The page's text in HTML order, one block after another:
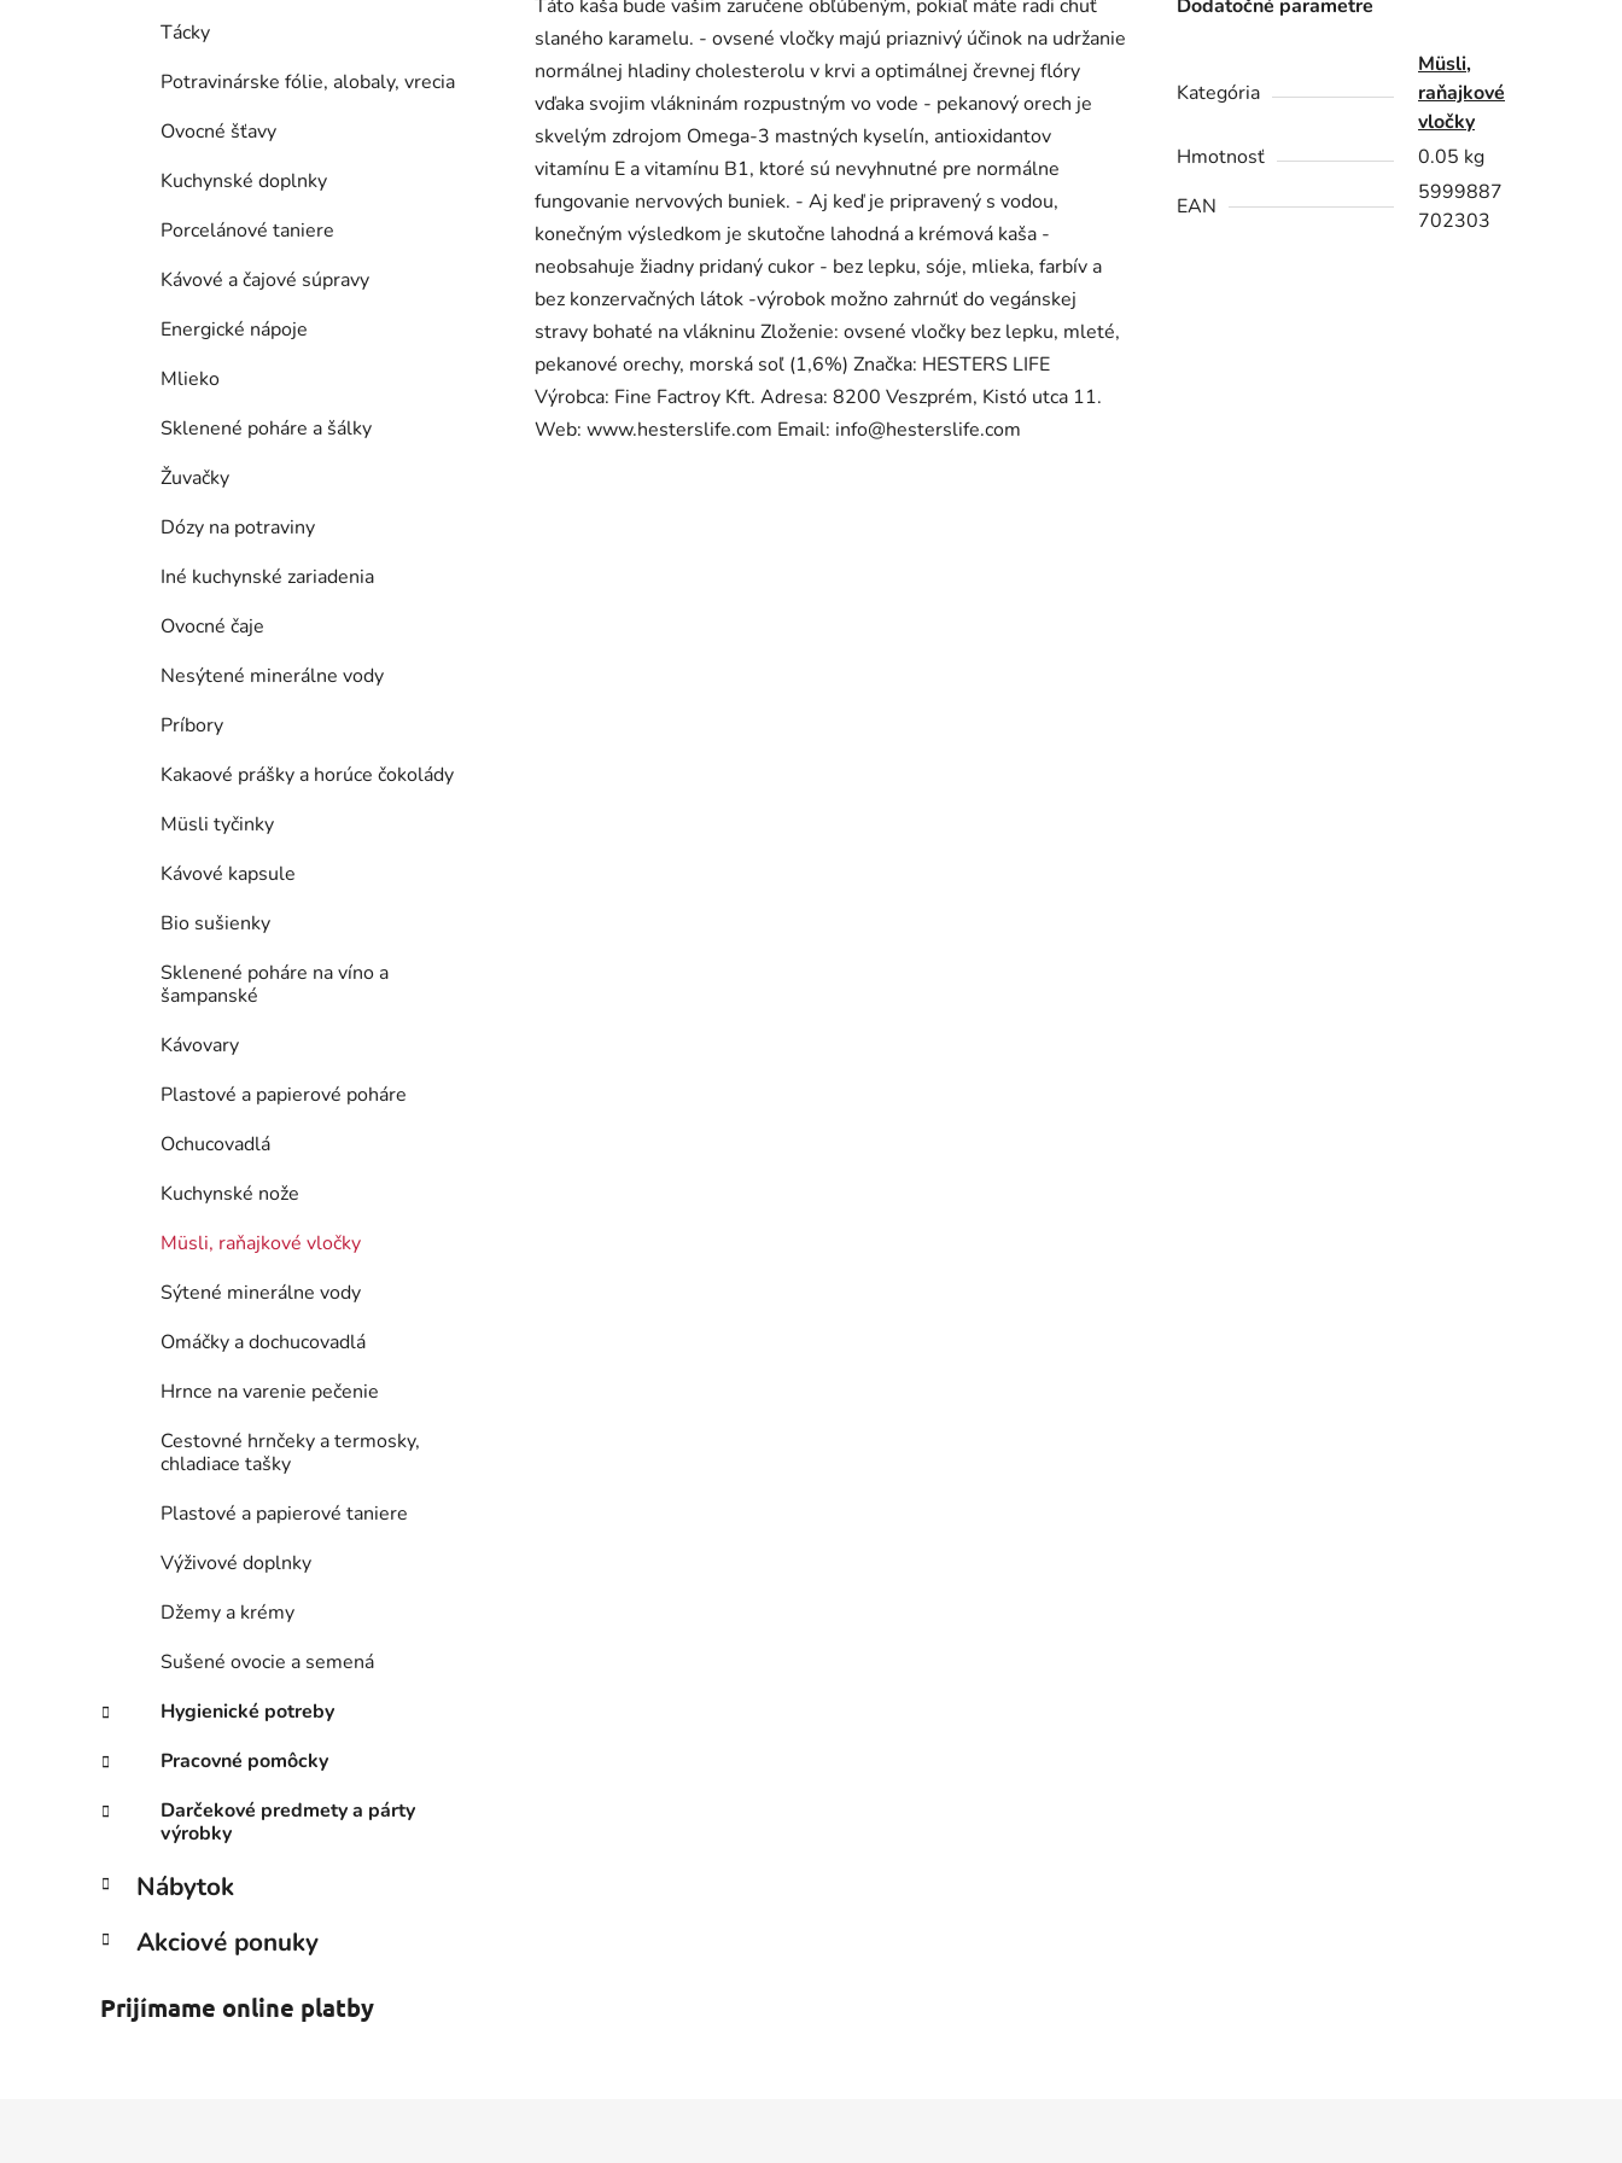
Tácky
Potravinárske fólie, alobaly, vrecia
Ovocné šťavy
Kuchynské doplnky
Porcelánové taniere
Kávové a čajové súpravy
Energické nápoje
Mlieko
Sklenené poháre a šálky
Žuvačky
Dózy na potraviny
Iné kuchynské zariadenia
Ovocné čaje
Nesýtené minerálne vody
Príbory
Kakaové prášky a horúce čokolády
Müsli tyčinky
Kávové kapsule
Bio sušienky
Sklenené poháre na víno a
šampanské
Kávovary
Plastové a papierové poháre
Ochucovadlá
Kuchynské nože
Müsli, raňajkové vločky
Sýtené minerálne vody
Omáčky a dochucovadlá
Hrnce na varenie pečenie
Cestovné hrnčeky a termosky,
chladiace tašky
Plastové a papierové taniere
Výživové doplnky
Džemy a krémy
Sušené ovocie a semená
Hygienické potreby
Pracovné pomôcky
Darčekové predmety a párty
výrobky
Nábytok
Akciové ponuky
Prijímame online platby
Táto kaša bude vašim zaručene obľúbeným, pokiaľ máte radi chuť
slaného karamelu. - ovsené vločky majú priaznivý účinok na udržanie
normálnej hladiny cholesterolu v krvi a optimálnej črevnej flóry
vďaka svojim vlákninám rozpustným vo vode - pekanový orech je
skvelým zdrojom Omega-3 mastných kyselín, antioxidantov
vitamínu E a vitamínu B1, ktoré sú nevyhnutné pre normálne
fungovanie nervových buniek. - Aj keď je pripravený s vodou,
konečným výsledkom je skutočne lahodná a krémová kaša -
neobsahuje žiadny pridaný cukor - bez lepku, sóje, mlieka, farbív a
bez konzervačných látok -výrobok možno zahrnúť do vegánskej
stravy bohaté na vlákninu Zloženie: ovsené vločky bez lepku, mleté,
pekanové orechy, morská soľ (1,6%) Značka: HESTERS LIFE
Výrobca: Fine Factroy Kft. Adresa: 8200 Veszprém, Kistó utca 11.
Web: www.hesterslife.com Email: info@hesterslife.com
Dodatočné parametre
Kategória
Müsli,
raňajkové
vločky
Hmotnosť
0.05 kg
EAN
5999887
702303